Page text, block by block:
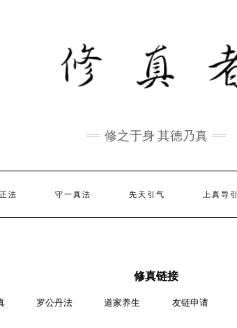
修之于身 其德乃真
法 守一真法 先天引气 上真导引
修真链接
罗公丹法 道家养生 友链申请